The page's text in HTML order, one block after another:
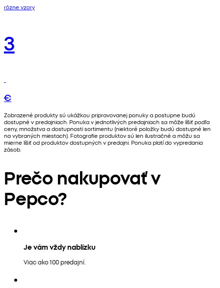
rôzne vzory
3
€
Zobrazené produkty sú ukážkou pripravovanej ponuky a postupne budú
dostupné v predajniach. Ponuka v jednotlivých predajniach sa môže líšiť podľa
ceny, množstva a dostupnosti sortimentu (niektoré položky budú dostupné len
na vybraných miestach). Fotografie produktov sú len ilustračné a môžu sa
mierne líšiť od produktov dostupných v predajni. Ponuka platí do vypredania
zásob.
Prečo nakupovať v
Pepco?
Je vám vždy nablízku
Viac ako 100 predajní.